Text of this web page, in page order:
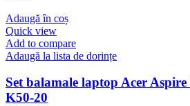
Adaugă în coș
Quick view
Add to compare
Adaugă la lista de dorințe
Set balamale laptop Acer
K50-20